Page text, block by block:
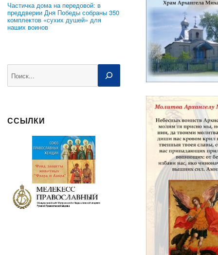
Частичка дома на передовой: в
преддверии Дня Победы собраны 350
комплектов «сухих душей» для
наших воинов
ССЫЛКИ